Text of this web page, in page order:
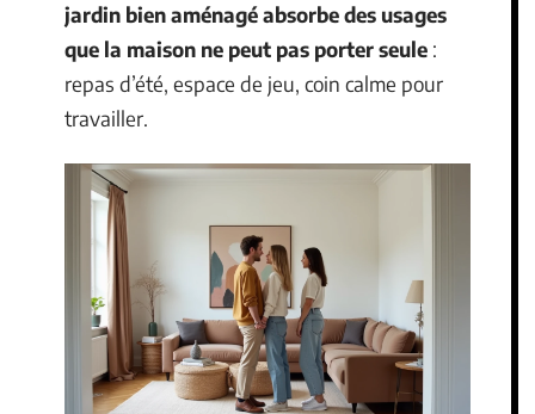
jardin bien aménagé absorbe des usages
que la maison ne peut pas porter seule :
repas d’été, espace de jeu, coin calme pour
travailler.